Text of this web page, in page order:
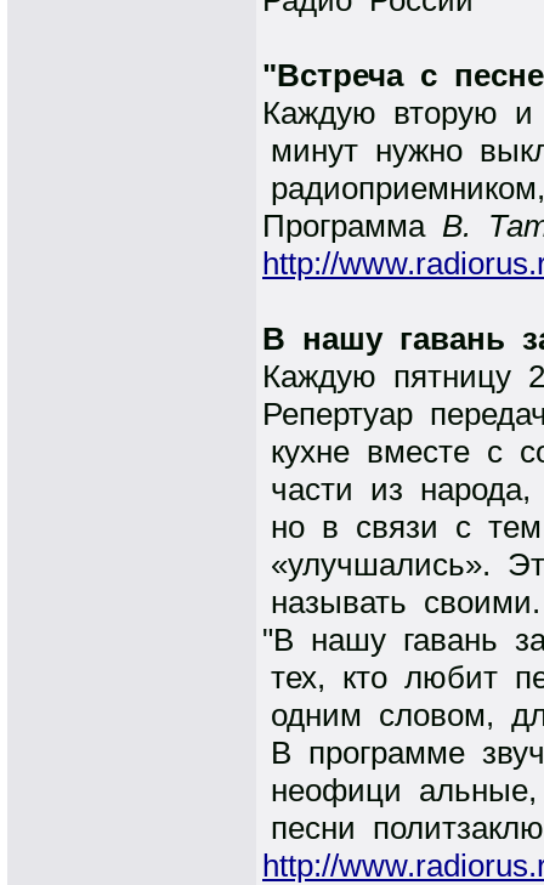
"Встреча с
Каждую вторую и
минут нужно
Программа В.
http://
В нашу гавань
Каждую пятницу
Репертуар
кухне вместе с
части из
но в связи с
«улучшались».
называть
"В нашу гавань
тех, кто любит
одним словом,
В программе
неофици
песни
http://